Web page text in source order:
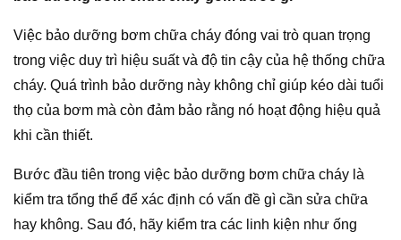
Việc bảo dưỡng bơm chữa cháy đóng vai trò quan trọng
trong việc duy trì hiệu suất và độ tin cậy của hệ thống chữa
cháy. Quá trình bảo dưỡng này không chỉ giúp kéo dài tuổi
thọ của bơm mà còn đảm bảo rằng nó hoạt động hiệu quả
khi cần thiết.
Bước đầu tiên trong việc bảo dưỡng bơm chữa cháy là
kiểm tra tổng thể để xác định có vấn đề gì cần sửa chữa
hay không. Sau đó, hãy kiểm tra các linh kiện như ống